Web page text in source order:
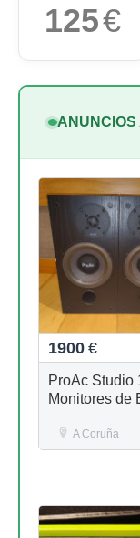
125€
ANUNCIOS
1900 €
ProAc Studio
Monitores de
A Coruña